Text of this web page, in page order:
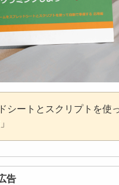
シートとスクリプトを使
告